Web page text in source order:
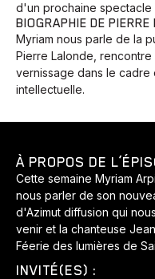
Animaux Avenir
d'un prochaine spectacle
BIOGRAPHIE DE PIERRE
Myriam nous parle de la
Pierre Lalonde,
vernissage dans le
intellectuelle.
À PROPOS DE
Cette semaine Myriam
nous parler de son
d'Azimut diffusion qui
venir et la chanteuse
Féerie des lumières de
INVITÉ(ES) :